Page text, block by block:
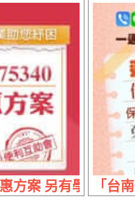
方案 另有學生專
「台